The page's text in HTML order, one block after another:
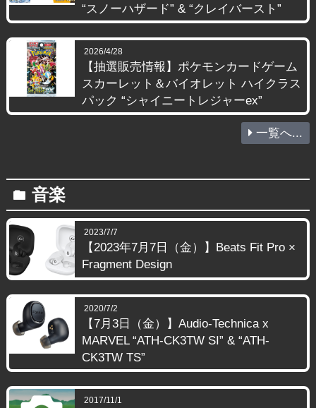
“スノーハザード” & “クレイバースト”
2026/4/28
【抽選販売情報】ポケモンカードゲーム
スカーレット＆バイオレット ハイクラス
パック “シャイニートレジャーex”
一覧へ...
folder 音楽
2023/7/7
【2023年7月7日（金）】Beats Fit Pro ×
Fragment Design
2020/7/2
【7月3日（金）】Audio-Technica x
MARVEL “ATH-CK3TW SI” & “ATH-
CK3TW TS”
2017/11/1